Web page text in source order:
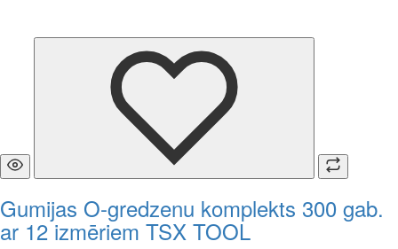
Gumijas O-gredzenu komplekts 300 gab.
ar 12 izmēriem TSX TOOL